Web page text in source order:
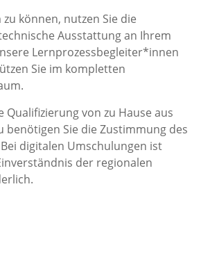
können, nutzen Sie die
Ausstattung an Ihrem
Lernprozessbegleiter*innen
Sie im kompletten
Qualifizierung von zu Hause aus
benötigen Sie die Zustimmung des
digitalen Umschulungen ist
der regionalen